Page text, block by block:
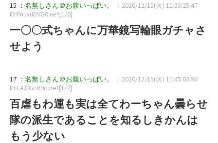
15 ： 名無しさん＠お腹いっぱい。
：2020/12/15(火) 11:33:25.47
ID:FnJxuDVG0.net[1/6]
一〇〇式ちゃんに万華鏡写輪眼ガチャさ
せよう
17 ： 名無しさん＠お腹いっぱい。
：2020/12/15(火) 11:45:03.96
ID:EAXiGcR9d.net[1/2]
百虐もわ運も実は全てわーちゃん曇らせ
隊の派生であることを知るしきかんは
もう少ない